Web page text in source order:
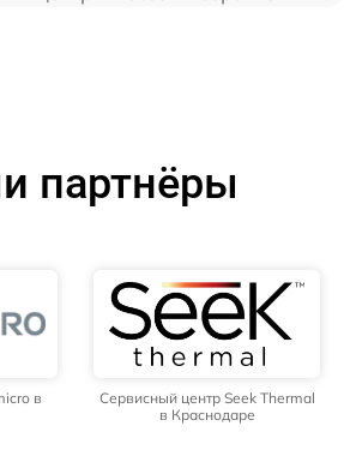
партнёры
в
Сервисный центр Seek Thermal
в Краснодаре